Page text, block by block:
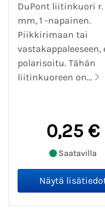
DuPont liitinkuori r.
mm, 1 -napainen.
Piikkirimaan tai
vastakappaleeseen,
polarisoitu. Tähän
liitinkuoreen on...
0,25 €
Saatavilla